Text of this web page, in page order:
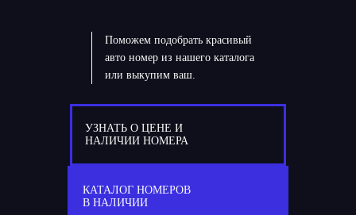
Поможем подобрать красивый
авто номер из нашего каталога
или выкупим ваш.
А 796 АА
УЗНАТЬ О ЦЕНЕ И
НАЛИЧИИ НОМЕРА
КАТАЛОГ НОМЕРОВ
В НАЛИЧИИ